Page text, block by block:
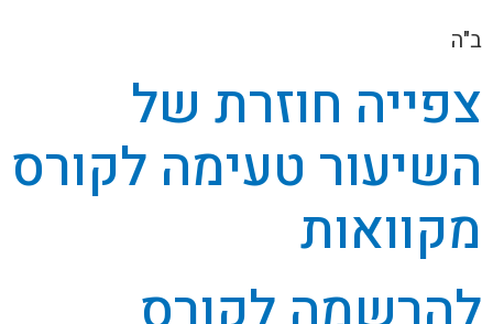
ב"ה
צפייה חוזרת של
השיעור טעימה לקורס
מקוואות